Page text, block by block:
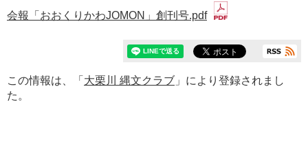
会報「おおくりかわJOMON」創刊号.pdf
この情報は、「 大栗川 縄文クラブ 」により登録されまし
た。